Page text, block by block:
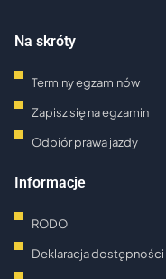
Na skróty
Terminy egzaminów
Zapisz się na egzamin
Odbiór prawa jazdy
Informacje
RODO
Deklaracja dostępności